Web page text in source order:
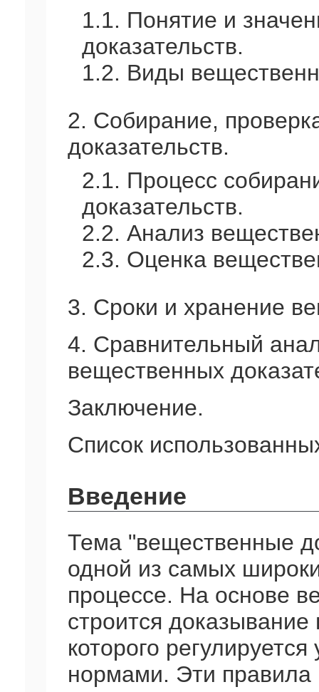
1.1. Понятие и
доказательств.
1.2. Виды
2. Собирание,
доказательств.
2.1. Процесс
доказательств.
2.2. Анализ
2.3. Оценка
3. Сроки и хранение
4. Сравнительный
вещественных
Заключение.
Список
Введение
Тема "вещественные
одной из самых
процессе. На основе
строится
которого
нормами. Эти правила